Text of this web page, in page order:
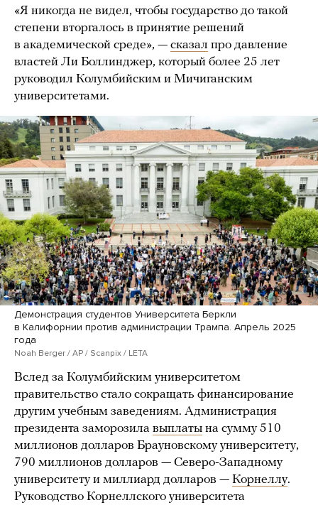
«Я никогда не видел, чтобы государство до такой
степени вторгалось в принятие решений
в академической среде», — сказал про давление
властей Ли Боллинджер, который более 25 лет
руководил Колумбийским и Мичиганским
университетами.
Демонстрация студентов Университета Беркли
в Калифорнии против администрации Трампа. Апрель 2025
года
Noah Berger / AP / Scanpix / LETA
Вслед за Колумбийским университетом
правительство стало сокращать финансирование
другим учебным заведениям. Администрация
президента заморозила выплаты на сумму 510
миллионов долларов Брауновскому университету,
790 миллионов долларов — Северо-Западному
университету и миллиард долларов — Корнеллу.
Руководство Корнеллского университета